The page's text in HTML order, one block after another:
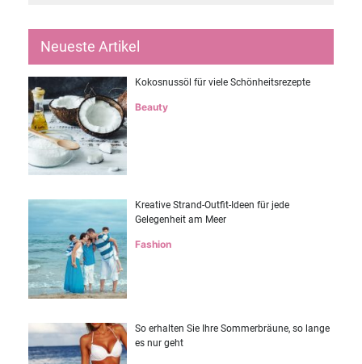
Neueste Artikel
Kokosnussöl für viele Schönheitsrezepte
Beauty
Kreative Strand-Outfit-Ideen für jede
Gelegenheit am Meer
Fashion
So erhalten Sie Ihre Sommerbräune, so lange
es nur geht